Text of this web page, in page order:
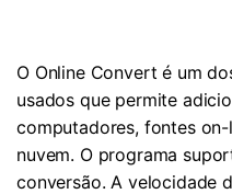
O Online Convert é um
usados ​​que permite
computadores, fontes
nuvem. O programa
conversão. A velocidade